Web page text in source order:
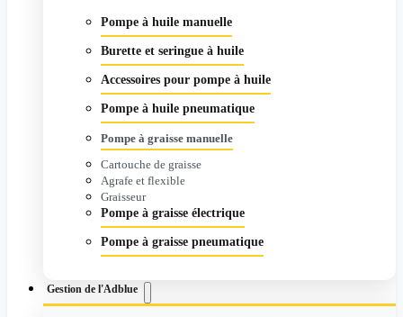
Pompe à huile manuelle
Burette et seringue à huile
Accessoires pour pompe à huile
Pompe à huile pneumatique
Pompe à graisse manuelle
Cartouche de graisse
Agrafe et flexible
Graisseur
Pompe à graisse électrique
Pompe à graisse pneumatique
Gestion de l'Adblue